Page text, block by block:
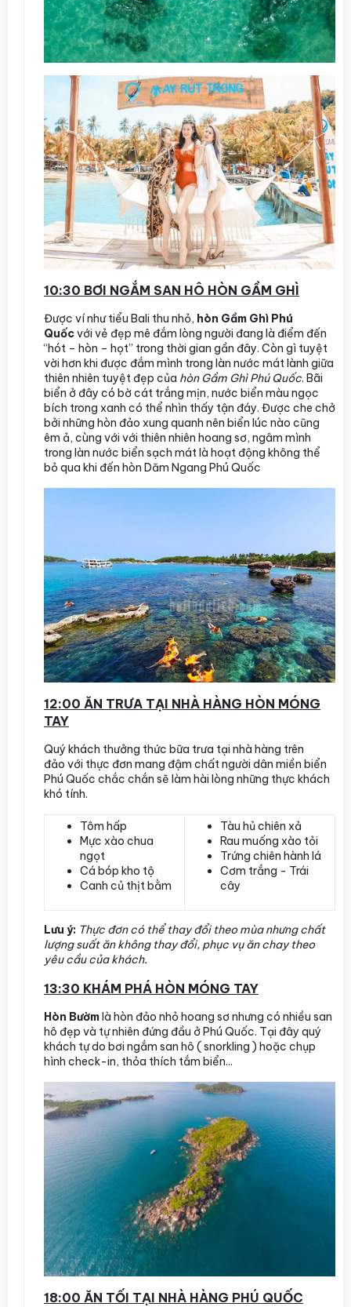
10:30 BƠI NGẮM SAN HÔ HÒN GẦM GHÌ
Được ví như tiểu Bali thu nhỏ, hòn Gầm Ghì Phú
Quốcvới vẻ đẹp mê đắm lòng người đang là điểm đến
“hót – hòn – họt” trong thời gian gần đây. Còn gì tuyệt
vời hơn khi được đắm mình trong làn nước mát lành giữa
thiên nhiên tuyệt đẹp của hòn Gầm Ghì Phú Quốc. Bãi
biển ở đây có bờ cát trắng mịn, nước biển màu ngọc
bích trong xanh có thể nhìn thấy tận đáy. Được che chở
bởi những hòn đảo xung quanh nên biển lúc nào cũng
êm ả, cùng với với thiên nhiên hoang sơ, ngâm mình
trong làn nước biển sạch mát là hoạt động không thể
bỏ qua khi đến hòn Dăm Ngang Phú Quốc
12:00 ĂN TRƯA TẠI NHÀ HÀNG HÒN MÓNG
TAY
Quý khách thưởng thức bữa trưa tại nhà hàng trên
đảo với thực đơn mang đậm chất người dân miền biển
Phú Quốc chắc chắn sẽ làm hài lòng những thực khách
khó tính.
Tôm hấp
Mực xào chua
ngọt
Cá bóp kho tộ
Canh củ thịt bằm
Tàu hủ chiên xả
Rau muống xào tỏi
Trứng chiên hành lá
Cơm trắng - Trái
cây
Lưu ý: Thực đơn có thể thay đổi theo mùa nhưng chất
lượng suất ăn không thay đổi, phục vụ ăn chay theo
yêu cầu của khách.
13:30 KHÁM PHÁ HÒN MÓNG TAY
Hòn Bườm là hòn đảo nhỏ hoang sơ nhưng có nhiều san
hô đẹp và tự nhiên đứng đầu ở Phú Quốc. Tại đây quý
khách tự do bơi ngắm san hô ( snorkling ) hoặc chụp
hình check-in, thỏa thích tắm biển...
18:00 ĂN TỐI TẠI NHÀ HÀNG PHÚ QUỐC